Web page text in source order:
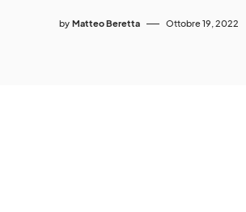
by Matteo Beretta Ottobre 19, 2022